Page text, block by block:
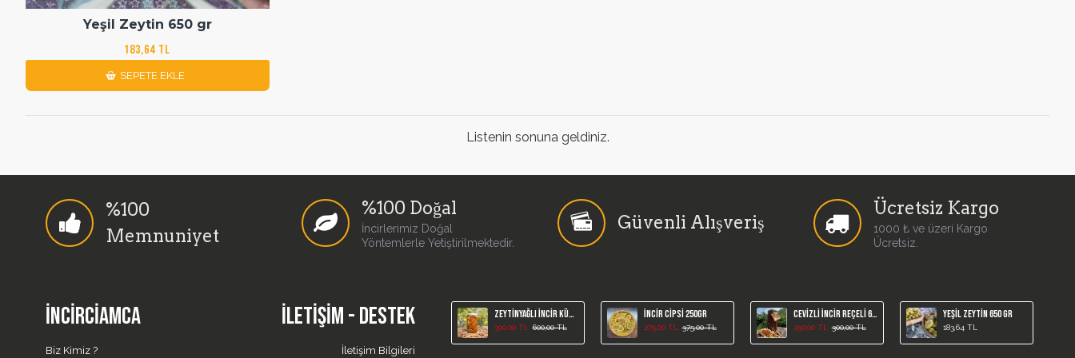
Yeşil Zeytin 650 gr
183,64 TL
SEPETE EKLE
Listenin sonuna geldiniz.
%100
Memnuniyet
%100 Doğal
İncirlerimiz Doğal
Yöntemlerle Yetiştirilmektedir.
Güvenli Alışveriş
Ücretsiz Kargo
1000 ₺ ve üzeri Kargo
Ücretsiz.
İNCIRCIAMCA
Biz Kimiz ?
İLETIŞIM - DESTEK
İletişim Bilgileri
Zeytinyağlı İncir Kürü /650 Gr
300,00 TL 600,00 TL
İncir Cipsi 250gr
275,00 TL 375,00 TL
Cevizli İncir Reçeli 650 gr
250,00 TL 300,00 TL
Yeşil Zeytin 650 gr
183,64 TL